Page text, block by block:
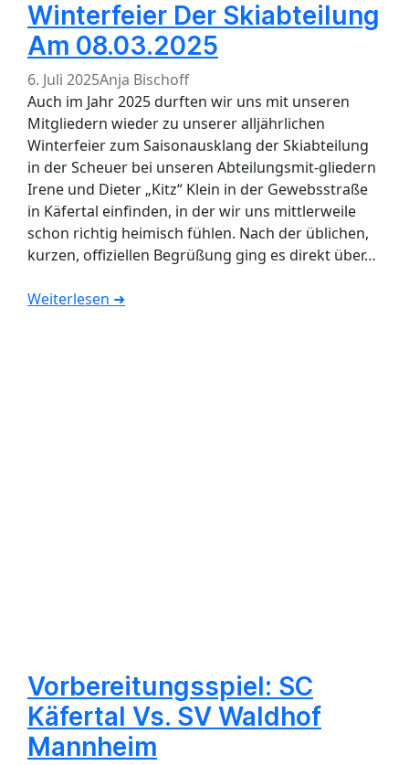
Winterfeier Der Skiabteilung
Am 08.03.2025
6. Juli 2025Anja Bischoff
Auch im Jahr 2025 durften wir uns mit unseren
Mitgliedern wieder zu unserer alljährlichen
Winterfeier zum Saisonausklang der Skiabteilung
in der Scheuer bei unseren Abteilungsmit-gliedern
Irene und Dieter „Kitz“ Klein in der Gewebsstraße
in Käfertal einfinden, in der wir uns mittlerweile
schon richtig heimisch fühlen. Nach der üblichen,
kurzen, offiziellen Begrüßung ging es direkt über…
Weiterlesen ➜
Vorbereitungsspiel: SC
Käfertal Vs. SV Waldhof
Mannheim